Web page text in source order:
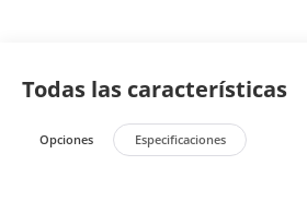
Todas las características
Opciones Especificaciones